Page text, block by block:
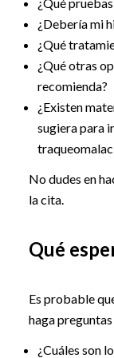
¿Debería mi
¿Qué
¿Qué otras
recomienda?
¿Existen
sugiera para
No dudes en
la cita.
Qué
Es probable
haga
¿Cuáles son